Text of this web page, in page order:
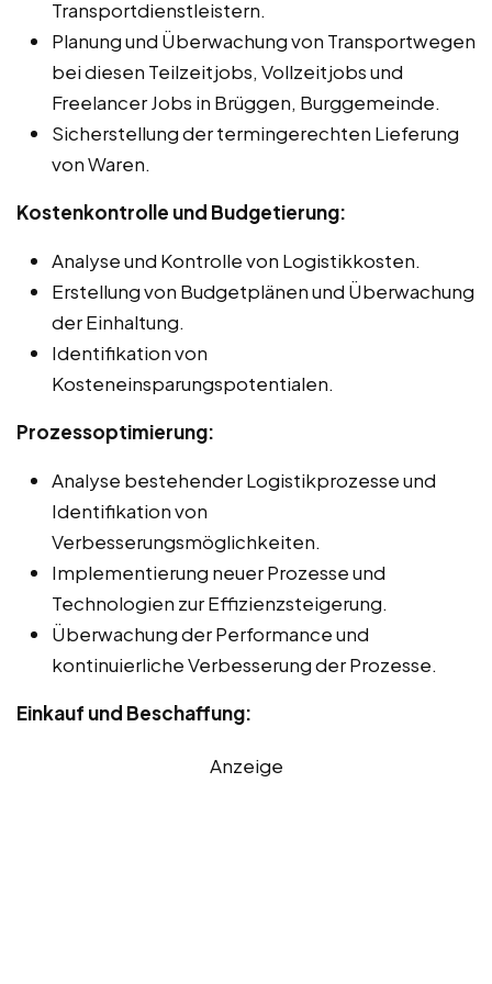
Transportdienstleistern.
Planung und Überwachung von Transportwegen
bei diesen Teilzeitjobs, Vollzeitjobs und
Freelancer Jobs in Brüggen, Burggemeinde.
Sicherstellung der termingerechten Lieferung
von Waren.
Kostenkontrolle und Budgetierung:
Analyse und Kontrolle von Logistikkosten.
Erstellung von Budgetplänen und Überwachung
der Einhaltung.
Identifikation von
Kosteneinsparungspotentialen.
Prozessoptimierung:
Analyse bestehender Logistikprozesse und
Identifikation von
Verbesserungsmöglichkeiten.
Implementierung neuer Prozesse und
Technologien zur Effizienzsteigerung.
Überwachung der Performance und
kontinuierliche Verbesserung der Prozesse.
Einkauf und Beschaffung:
Anzeige